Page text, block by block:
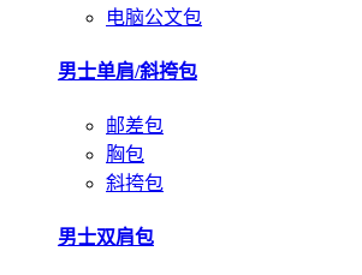
电脑公文包
男士单肩/斜挎包
邮差包
胸包
斜挎包
男士双肩包